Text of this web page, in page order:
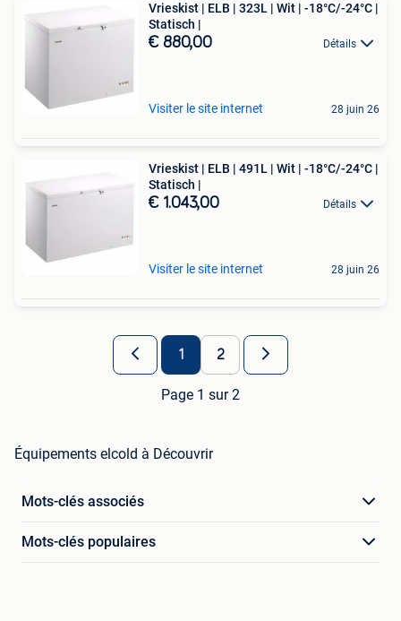
Vrieskist | ELB | 323L | Wit | -18°C/-24°C |
Statisch |
€ 880,00 Détails
Visiter le site internet 28 juin 26
Vrieskist | ELB | 491L | Wit | -18°C/-24°C |
Statisch |
€ 1.043,00 Détails
Visiter le site internet 28 juin 26
1 2
Page 1 sur 2
Équipements elcold à Découvrir
Mots-clés associés
Mots-clés populaires